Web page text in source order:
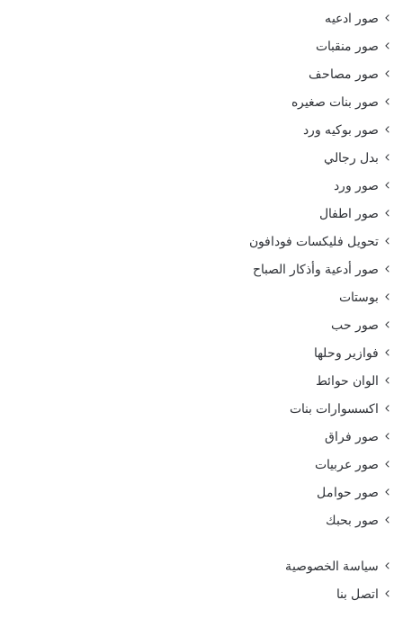
صور ادعيه
صور منقبات
صور مصاحف
صور بنات صغيره
صور بوكيه ورد
بدل رجالي
صور ورد
صور اطفال
تحويل فليكسات فودافون
صور أدعية وأذكار الصباح
بوستات
صور حب
فوازير وحلها
الوان حوائط
اكسسوارات بنات
صور فراق
صور عربيات
صور حوامل
صور بحبك
سياسة الخصوصية
اتصل بنا